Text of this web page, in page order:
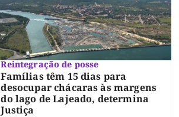
Reintegração de posse
Famílias têm 15 dias para
desocupar chácaras às margens
do lago de Lajeado, determina
Justiça